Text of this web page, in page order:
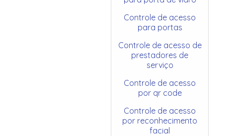
Controle de acesso
para portas
Controle de acesso de
prestadores de
serviço
Controle de acesso
por qr code
Controle de acesso
por reconhecimento
facial